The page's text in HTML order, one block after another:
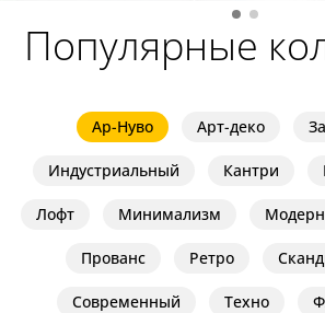
Популярные
Ар-Нуво Арт-деко
Индустриальный Кантри
Лофт Минимализм Модерн
Прованс Ретро
Современный Техно